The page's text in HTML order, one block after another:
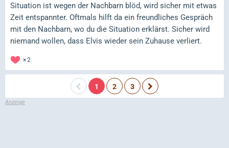
Situation ist wegen der Nachbarn blöd, wird sicher mit etwas
Zeit entspannter. Oftmals hilft da ein freundliches Gespräch
mit den Nachbarn, wo du die Situation erklärst. Sicher wird
niemand wollen, dass Elvis wieder sein Zuhause verliert.
2
1 2 3